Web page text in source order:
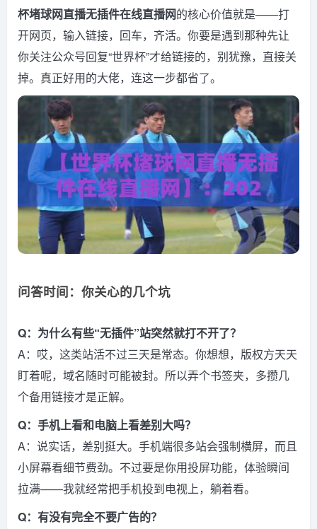
杯堵球网直播无插件在线直播网的核心价值就是——打
开网页，输入链接，回车，齐活。你要是遇到那种先让
你关注公众号回复“世界杯”才给链接的，别犹豫，直接关
掉。真正好用的大佬，连这一步都省了。
问答时间：你关心的几个坑
Q：为什么有些“无插件”站突然就打不开了？
A：哎，这类站活不过三天是常态。你想想，版权方天天
盯着呢，域名随时可能被封。所以弄个书签夹，多攒几
个备用链接才是正解。
Q：手机上看和电脑上看差别大吗？
A：说实话，差别挺大。手机端很多站会强制横屏，而且
小屏幕看细节费劲。不过要是你用投屏功能，体验瞬间
拉满——我就经常把手机投到电视上，躺着看。
Q：有没有完全不要广告的？